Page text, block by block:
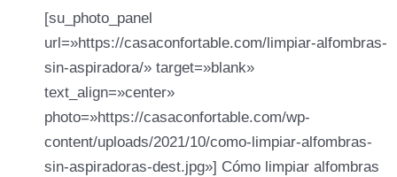
[su_photo_panel
url=»https://casaconfortable.com/limpiar-alfombras-
sin-aspiradora/» target=»blank»
text_align=»center»
photo=»https://casaconfortable.com/wp-
content/uploads/2021/10/como-limpiar-alfombras-
sin-aspiradoras-dest.jpg»] Cómo limpiar alfombras